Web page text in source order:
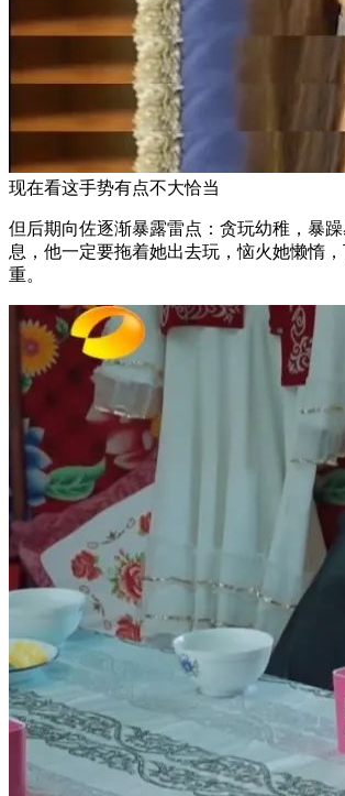
现在看这手势有点不大恰当
但后期向佐逐渐暴露雷点：贪玩幼稚，暴
息，他一定要拖着她出去玩，恼火她懒惰
重。